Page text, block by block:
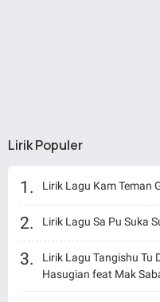
Lirik Populer
Lirik Lagu Kam Teman
Lirik Lagu Sa Pu Suka
Lirik Lagu Tangishu Tu
Hasugian feat Mak